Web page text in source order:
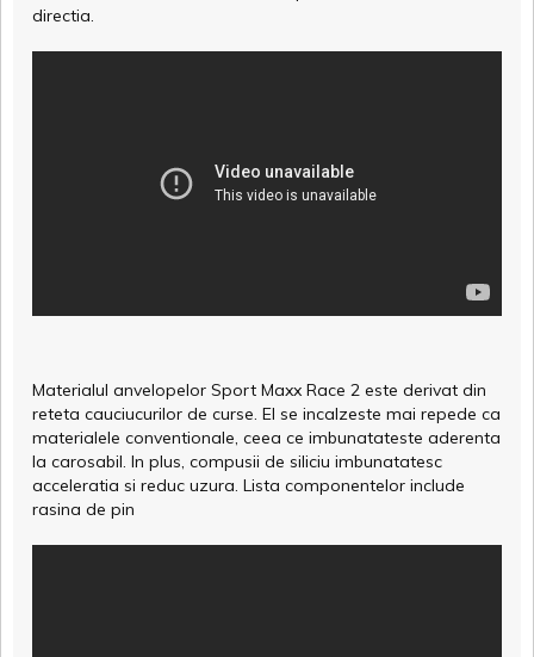
directia.
Materialul anvelopelor Sport Maxx Race 2 este derivat din
reteta cauciucurilor de curse. El se incalzeste mai repede ca
materialele conventionale, ceea ce imbunatateste aderenta
la carosabil. In plus, compusii de siliciu imbunatatesc
acceleratia si reduc uzura. Lista componentelor include
rasina de pin